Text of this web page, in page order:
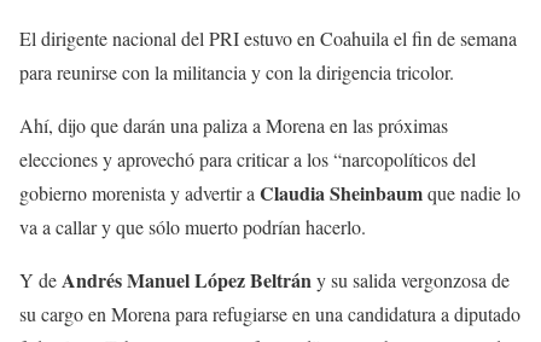
El dirigente nacional del PRI estuvo en Coahuila el fin de semana
para reunirse con la militancia y con la dirigencia tricolor.
Ahí, dijo que darán una paliza a Morena en las próximas
elecciones y aprovechó para criticar a los “narcopolíticos del
gobierno morenista y advertir a Claudia Sheinbaumque nadie lo
va a callar y que sólo muerto podrían hacerlo.
Y deAndrés Manuel López Beltrány su salida vergonzosa de
su cargo en Morena para refugiarse en una candidatura a diputado